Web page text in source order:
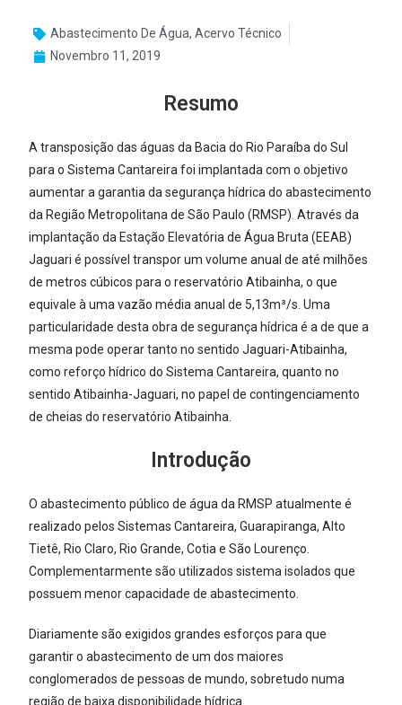
Abastecimento De Água,Acervo Técnico
Novembro 11, 2019
Resumo
A transposição das águas da Bacia do Rio Paraíba do Sul
para o Sistema Cantareira foi implantada com o objetivo
aumentar a garantia da segurança hídrica do abastecimento
da Região Metropolitana de São Paulo (RMSP). Através da
implantação da Estação Elevatória de Água Bruta (EEAB)
Jaguari é possível transpor um volume anual de até milhões
de metros cúbicos para o reservatório Atibainha, o que
equivale à uma vazão média anual de 5,13m³/s. Uma
particularidade desta obra de segurança hídrica é a de que a
mesma pode operar tanto no sentido Jaguari-Atibainha,
como reforço hídrico do Sistema Cantareira, quanto no
sentido Atibainha-Jaguari, no papel de contingenciamento
de cheias do reservatório Atibainha.
Introdução
O abastecimento público de água da RMSP atualmente é
realizado pelos Sistemas Cantareira, Guarapiranga, Alto
Tietê, Rio Claro, Rio Grande, Cotia e São Lourenço.
Complementarmente são utilizados sistema isolados que
possuem menor capacidade de abastecimento.
Diariamente são exigidos grandes esforços para que
garantir o abastecimento de um dos maiores
conglomerados de pessoas de mundo, sobretudo numa
região de baixa disponibilidade hídrica.